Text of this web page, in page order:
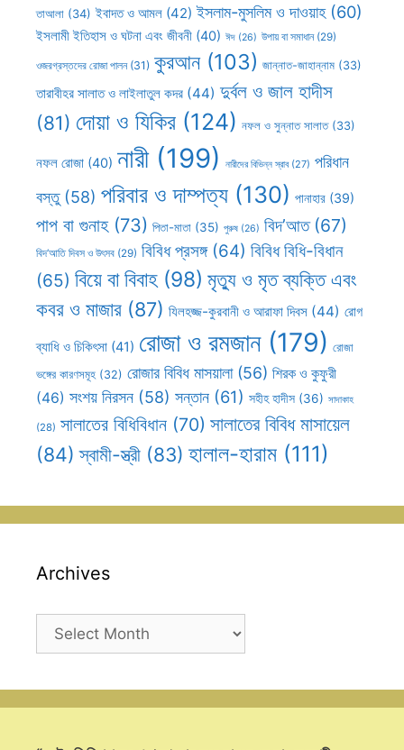
তাআলা (34) ইবাদত ও আমল (42) ইসলাম-মুসলিম ও দাওয়াহ(60)
ইসলামী ইতিহাস ও ঘটনা এবং জীবনী (40) ঈদ (26) উপায় বা সমাধান(29)
ওজরগ্রস্তদের রোজা পালন(31) কুরআন(103) জান্নাত-জাহান্নাম (33)
তারাবীহর সালাত ও লাইলাতুল কদর (44) দুর্বল ও জাল হাদীস
(81) দোয়া ও যিকির (124) নফল ও সুন্নাত সালাত(33)
নফল রোজা (40) নারী(199) নারীদের বিভিন্ন স্রাব(27) পরিধান
বস্তু(58) পরিবার ও দাম্পত্য (130) পানাহার (39)
পাপ বা গুনাহ(73) পিতা-মাতা (35) পুরুষ (26) বিদ’আত(67)
বিদ’আতি দিবস ও উৎসব (29) বিবিধ প্রসঙ্গ(64) বিবিধ বিধি-বিধান
(65) বিয়ে বা বিবাহ (98) মৃত্যু ও মৃত ব্যক্তি এবং
কবর ও মাজার (87) যিলহজ্জ-কুরবানী ও আরাফা দিবস (44) রোগ
ব্যাধি ও চিকিৎসা (41) রোজা ও রমজান(179) রোজা
ভঙ্গের কারণসমূহ (32) রোজার বিবিধ মাসয়ালা(56) শিরক ও কুফুরী
(46) সংশয় নিরসন (58) সন্তান (61) সহীহ হাদীস (36) সাদাকাহ
(28) সালাতের বিধিবিধান (70) সালাতের বিবিধ মাসায়েল
(84) স্বামী-স্ত্রী (83) হালাল-হারাম (111)
Archives
Archives